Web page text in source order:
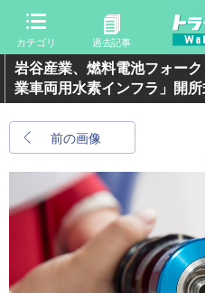
カテゴリ 過去記事
岩谷産業、燃料電池フォー
業車両用水素インフラ」開
前の画像